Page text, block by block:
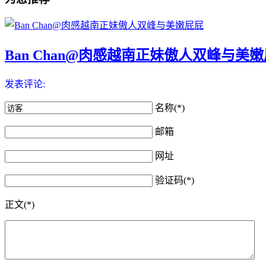
Ban Chan@肉感越南正妹傲人双峰与美
发表评论:
名称(*)
邮箱
网址
验证码(*)
正文(*)